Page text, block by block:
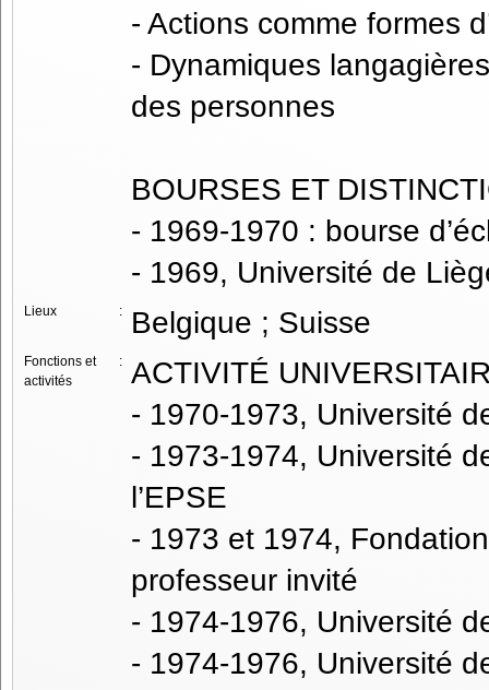
- Actions comme formes
- Dynamiques
des personnes
BOURSES ET
- 1969-1970 : bourse
- 1969, Université de
Lieux : Belgique ; Suisse
Fonctions et
activités
: ACTIVITÉ
- 1970-1973, Université
- 1973-1974, Université
l’EPSE
- 1973 et 1974,
professeur invité
- 1974-1976, Université
- 1974-1976, Université